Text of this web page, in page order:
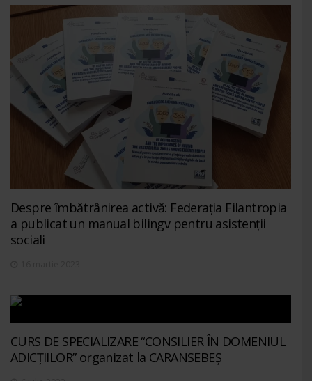
Despre îmbătrânirea activă: Federația Filantropia
a publicat un manual bilingv pentru asistenții
sociali
CURS DE SPECIALIZARE “CONSILIER ÎN DOMENIUL
ADICȚIILOR” organizat la CARANSEBEȘ